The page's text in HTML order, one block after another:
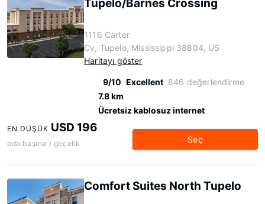
Tupelo/Barnes Crossing
1116 Carter
Cv, Tupelo, Mississippi 38804, US
Haritayı göster
9/10 Excellent 846 değerlendirme
7.8 km
Ücretsiz kablosuz internet
EN DÜŞÜK USD 196
oda başına / gecelik Seç
Comfort Suites North Tupelo